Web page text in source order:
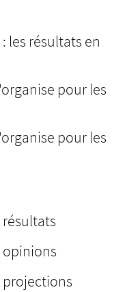
les résultats en
pour les
pour les
opinions
projections